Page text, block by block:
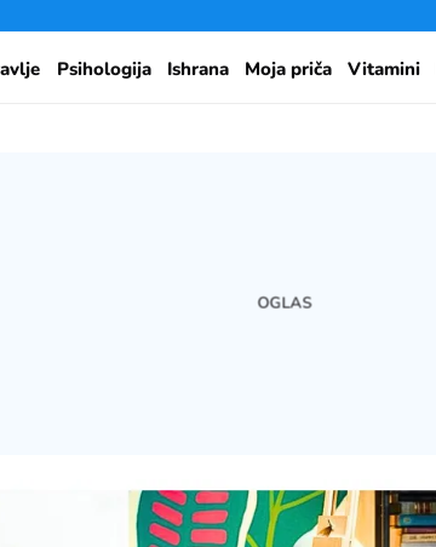
Psihologija Ishrana Moja priča Vitamini